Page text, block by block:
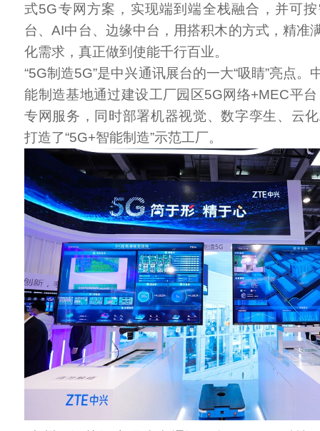
式5G专网方案，实现端到端全栈融合，并可
台、AI中台、边缘中台，用搭积木的方式，精准
化需求，真正做到使能千行百业。
“5G制造5G”是中兴通讯展台的一大“吸睛”亮点。
能制造基地通过建设工厂园区5G网络+MEC平
专网服务，同时部署机器视觉、数字孪生、云
打造了“5G+智能制造”示范工厂。